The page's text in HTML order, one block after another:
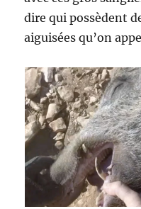
dire qui possèdent
aiguisées qu’on